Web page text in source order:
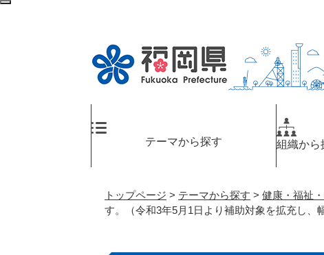
ペ
テーマから探す 組織から
トップページ > テーマから探す > 健康・福祉
す。（令和3年5月1日より補助対象を拡充し、